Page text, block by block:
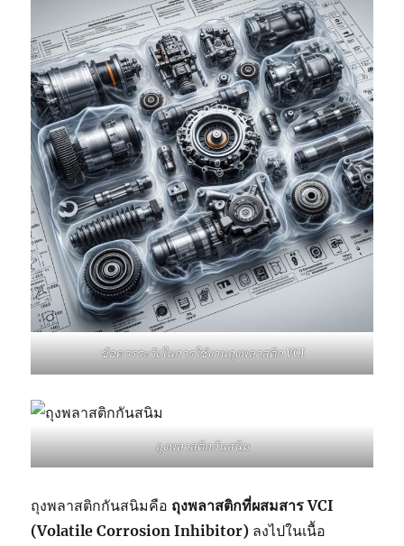
ข้อควรระวังในการใช้งานถุงพลาสติก VCI
ถุงพลาสติกกันสนิม
ถุงพลาสติกกันสนิมคือ ถุงพลาสติกที่ผสมสาร VCI
(Volatile Corrosion Inhibitor) ลงไปในเนื้อ